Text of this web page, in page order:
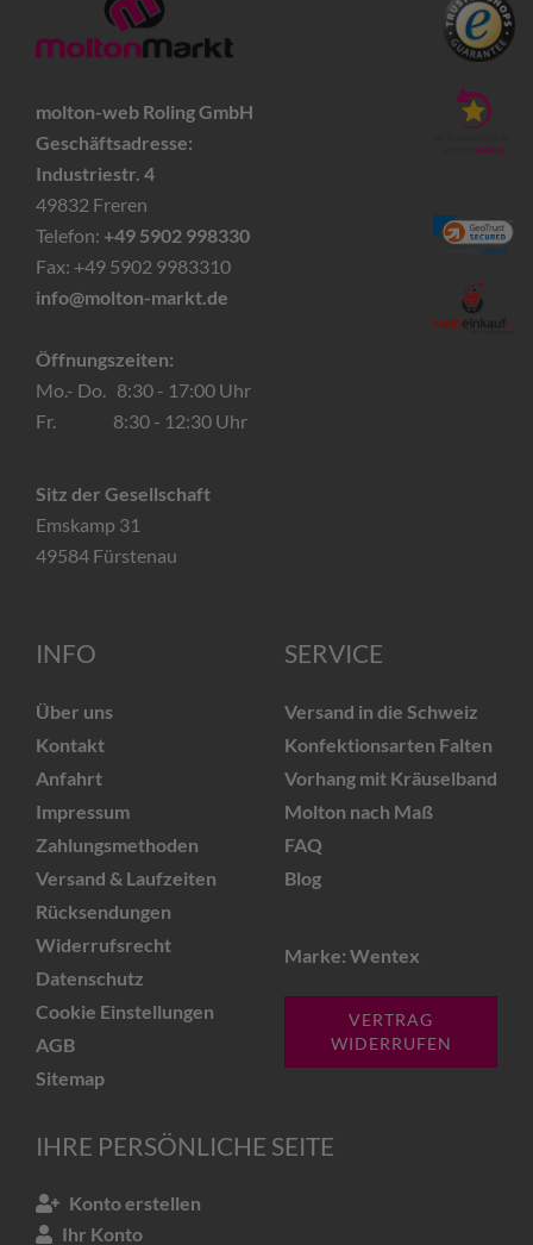
molton-web Roling GmbH
Geschäftsadresse:
Industriestr. 4
49832 Freren
Telefon: +49 5902 998330
Fax: +49 5902 9983310
info@molton-markt.de
Öffnungszeiten:
Mo.- Do. 8:30 - 17:00 Uhr
Fr. 8:30 - 12:30 Uhr
Sitz der Gesellschaft
Emskamp 31
49584 Fürstenau
INFO
Über uns
Kontakt
Anfahrt
Impressum
Zahlungsmethoden
Versand & Laufzeiten
Rücksendungen
Widerrufsrecht
Datenschutz
Cookie Einstellungen
AGB
Sitemap
SERVICE
Versand in die Schweiz
Konfektionsarten Falten
Vorhang mit Kräuselband
Molton nach Maß
FAQ
Blog
Marke: Wentex
VERTRAG
WIDERRUFEN
IHRE PERSÖNLICHE SEITE
Konto erstellen
Ihr Konto